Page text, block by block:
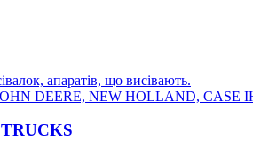
апаратів, що висівають.
JOHN DEERE, NEW HOLLAND, CASE